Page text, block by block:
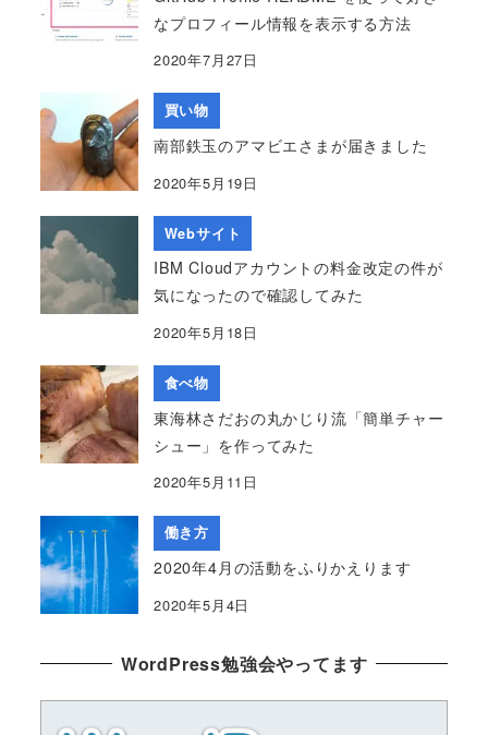
なプロフィール情報を表示する方法
2020年7月27日
買い物
南部鉄玉のアマビエさまが届きました
2020年5月19日
Webサイト
IBM Cloudアカウントの料金改定の件が
気になったので確認してみた
2020年5月18日
食べ物
東海林さだおの丸かじり流「簡単チャー
シュー」を作ってみた
2020年5月11日
働き方
2020年4月の活動をふりかえります
2020年5月4日
WordPress勉強会やってます